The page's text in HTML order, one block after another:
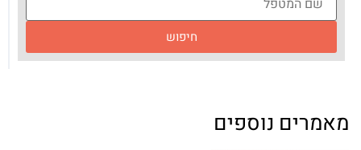
חיפוש
מאמרים נוספים